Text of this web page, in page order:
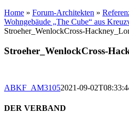
Home » Forum-Architekten »
Wohngebäude „The Cube“ aus
Stroeher_WenlockCross-
Stroeher_WenlockCross-
ABKF_AM31052021-09-
DER VERBAND